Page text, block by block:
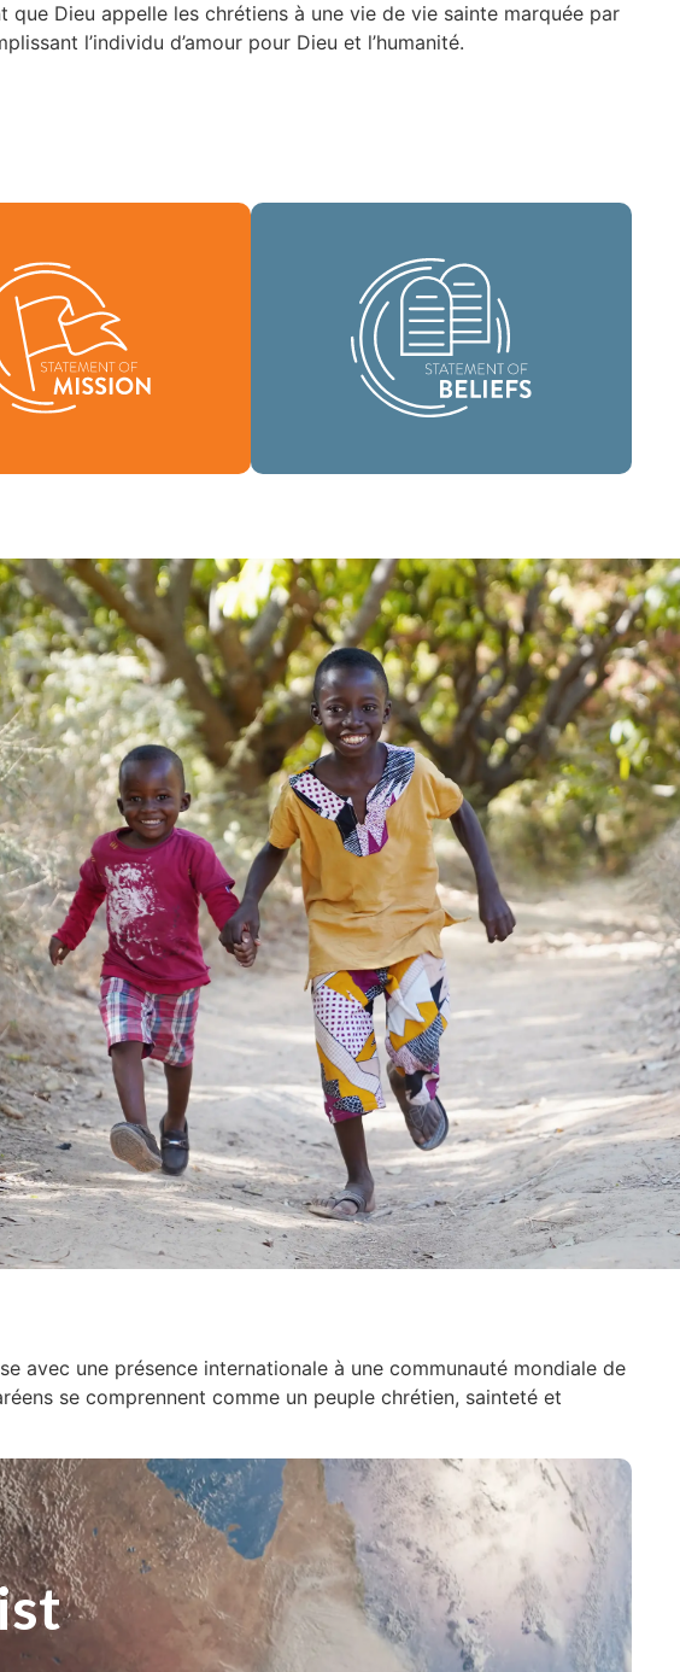
Dieu appelle les chrétiens à une vie de vie sainte marquée par
l’individu d’amour pour Dieu et l’humanité.
de mission définit
pourquoi nous
et notre raison d'être.
Mission
foi, nous sommes chargés de porter la
bonne nouvelle de la vie en Jésus-
Christ aux gens du monde entier et de
répandre le message de sainteté
scripturaire dans tous les pays.
avec une présence internationale à une communauté mondiale de
se comprennent comme un peuple chrétien, sainteté et